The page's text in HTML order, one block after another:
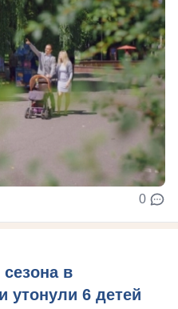
0
в
утонули 6 детей